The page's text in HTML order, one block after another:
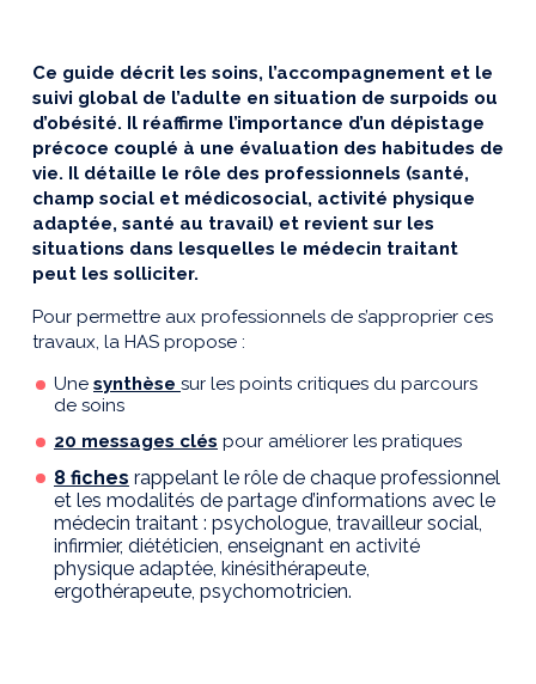
Ce guide décrit les soins, l’accompagnement et le
suivi global de l’adulte en situation de surpoids ou
d’obésité. Il réaffirme l’importance d’un dépistage
précoce couplé à une évaluation des habitudes de
vie. Il détaille le rôle des professionnels (santé,
champ social et médicosocial, activité physique
adaptée, santé au travail) et revient sur les
situations dans lesquelles le médecin traitant
peut les solliciter.
Pour permettre aux professionnels de s’approprier ces
travaux, la HAS propose :
Une synthèse sur les points critiques du parcours
de soins
20 messages clés pour améliorer les pratiques
8 fiches rappelant le rôle de chaque professionnel
et les modalités de partage d’informations avec le
médecin traitant : psychologue, travailleur social,
infirmier, diététicien, enseignant en activité
physique adaptée, kinésithérapeute,
ergothérapeute, psychomotricien.